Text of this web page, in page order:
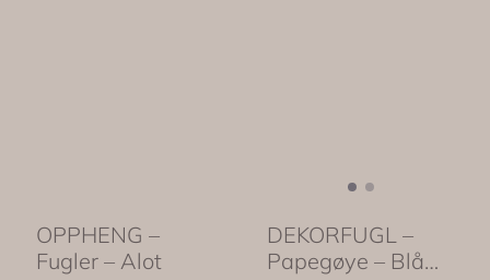
OPPHENG –
Fugler – Alot
DEKORFUGL –
Papegøye – Blå